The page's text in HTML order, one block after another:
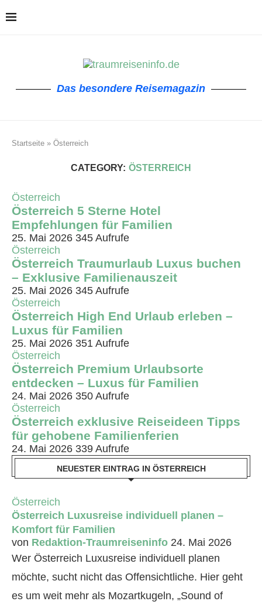
Das besondere Reisemagazin
Startseite » Österreich
CATEGORY: ÖSTERREICH
Österreich
Österreich 5 Sterne Hotel
Empfehlungen für Familien
25. Mai 2026 345 Aufrufe
Österreich
Österreich Traumurlaub Luxus buchen
– Exklusive Familienauszeit
25. Mai 2026 345 Aufrufe
Österreich
Österreich High End Urlaub erleben –
Luxus für Familien
25. Mai 2026 351 Aufrufe
Österreich
Österreich Premium Urlaubsorte
entdecken – Luxus für Familien
24. Mai 2026 350 Aufrufe
Österreich
Österreich exklusive Reiseideen Tipps
für gehobene Familienferien
24. Mai 2026 339 Aufrufe
NEUESTER EINTRAG IN ÖSTERREICH
Österreich
Österreich Luxusreise individuell planen –
Komfort für Familien
von Redaktion-Traumreiseninfo 24. Mai 2026
Wer Österreich Luxusreise individuell planen
möchte, sucht nicht das Offensichtliche. Hier geht
es um weit mehr als Mozartkugeln, „Sound of